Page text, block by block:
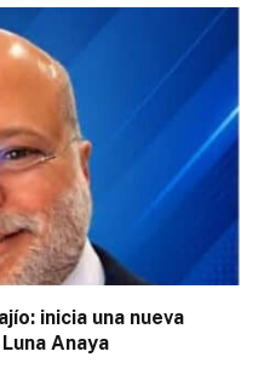
inicia una nueva
Anaya